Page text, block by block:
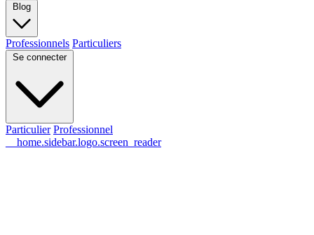
Blog
Professionnels Particuliers
Se connecter
Particulier Professionnel
__home.sidebar.logo.screen_reader